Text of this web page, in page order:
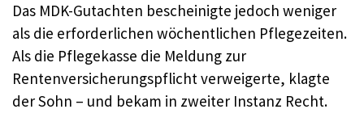
Das MDK-Gutachten bescheinigte jedoch weniger
als die erforderlichen wöchentlichen Pflegezeiten.
Als die Pflegekasse die Meldung zur
Rentenversicherungspflicht verweigerte, klagte
der Sohn – und bekam in zweiter Instanz Recht.